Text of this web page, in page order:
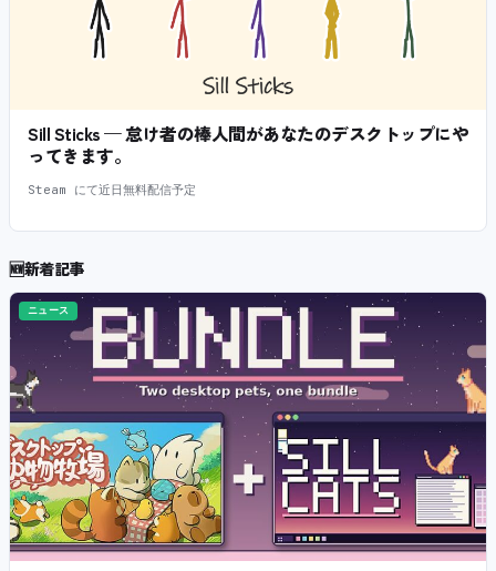
Sill Sticks — 怠け者の棒人間があなたのデスクトップにや
ってきます。
Steam にて近日無料配信予定
🆕新着記事
ニュース